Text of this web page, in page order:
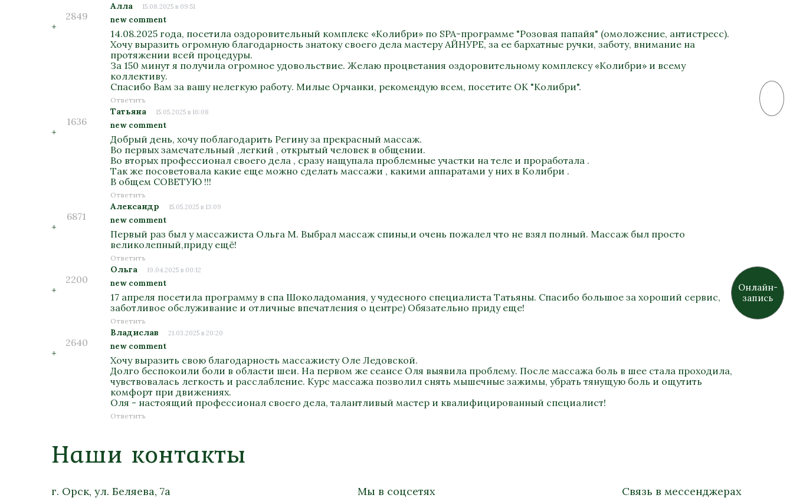
2849
+
Алла 15.08.2025 в 09:51
new comment
14.08.2025 года, посетила оздоровительный комплекс «Колибри» по SPA-программе "Розовая папайя" (омоложение, антистресс).
Хочу выразить огромную благодарность знатоку своего дела мастеру АЙНУРЕ, за ее бархатные ручки, заботу, внимание на
протяжении всей процедуры.
За 150 минут я получила огромное удовольствие. Желаю процветания оздоровительному комплексу «Колибри» и всему
коллективу.
Спасибо Вам за вашу нелегкую работу. Милые Орчанки, рекомендую всем, посетите ОК "Колибри".
Ответить
1636
+
Татьяна 15.05.2025 в 16:08
new comment
Добрый день, хочу поблагодарить Регину за прекрасный массаж.
Во первых замечательный ,легкий , открытый человек в общении.
Во вторых профессионал своего дела , сразу нащупала проблемные участки на теле и проработала .
Так же посоветовала какие еще можно сделать массажи , какими аппаратами у них в Колибри .
В общем СОВЕТУЮ !!!
Ответить
6871
+
Александр 15.05.2025 в 13:09
new comment
Первый раз был у массажиста Ольга М. Выбрал массаж спины,и очень пожалел что не взял полный. Массаж был просто
великолепный,приду ещё!
Ответить
2200
+
Ольга 19.04.2025 в 00:12
new comment
17 апреля посетила программу в спа Шоколадомания, у чудесного специалиста Татьяны. Спасибо большое за хороший сервис,
заботливое обслуживание и отличные впечатления о центре) Обязательно приду еще!
Ответить
2640
+
Владислав 21.03.2025 в 20:20
new comment
Хочу выразить свою благодарность массажисту Оле Ледовской.
Долго беспокоили боли в области шеи. На первом же сеансе Оля выявила проблему. После массажа боль в шее стала проходила,
чувствовалась легкость и расслабление. Курс массажа позволил снять мышечные зажимы, убрать тянущую боль и ощутить
комфорт при движениях.
Оля - настоящий профессионал своего дела, талантливый мастер и квалифицированный специалист!
Ответить
Наши контакты
г. Орск, ул. Беляева, 7а Мы в соцсетях Связь в мессенджерах
Онлайн-
запись